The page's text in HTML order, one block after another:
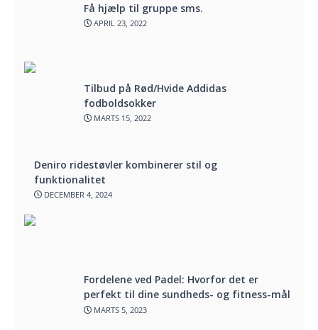
Få hjælp til gruppe sms.
APRIL 23, 2022
Tilbud på Rød/Hvide Addidas
fodboldsokker
MARTS 15, 2022
Deniro ridestøvler kombinerer stil og
funktionalitet
DECEMBER 4, 2024
Fordelene ved Padel: Hvorfor det er
perfekt til dine sundheds- og fitness-mål
MARTS 5, 2023